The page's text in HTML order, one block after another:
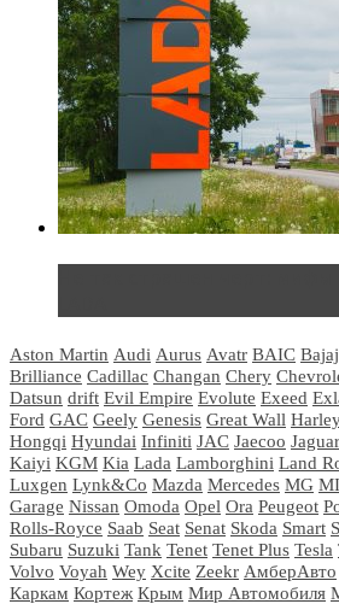
Aston Martin Audi Aurus Avatr BAIC Bajaj
Brilliance Cadillac Changan Chery
Datsun drift Evil Empire Evolute Exeed
Ford GAC Geely Genesis Great Wall
Hongqi Hyundai Infiniti JAC Jaecoo Jaguar
Kaiyi KGM Kia Lada Lamborghini Land
Luxgen Lynk&Co Mazda Mercedes MG
Garage Nissan Omoda Opel Ora Peugeot
Rolls-Royce Saab Seat Senat Skoda Smart
Subaru Suzuki Tank Tenet Tenet Plus Tesla
Volvo Voyah Wey Xcite Zeekr АмберАвто
Каркам Кортеж Крым Мир Автомобиля